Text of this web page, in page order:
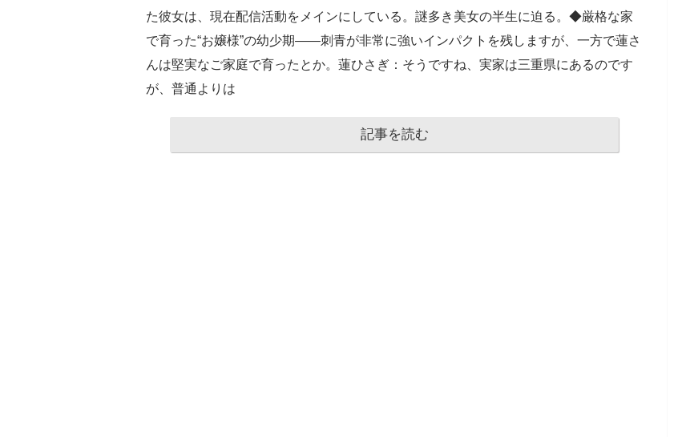
た彼女は、現在配信活動をメインにしている。謎多き美女の半生に迫る。◆厳格な家
で育った“お嬢様”の幼少期――刺青が非常に強いインパクトを残しますが、一方で蓮さ
んは堅実なご家庭で育ったとか。蓮ひさぎ：そうですね、実家は三重県にあるのです
が、普通よりは
記事を読む